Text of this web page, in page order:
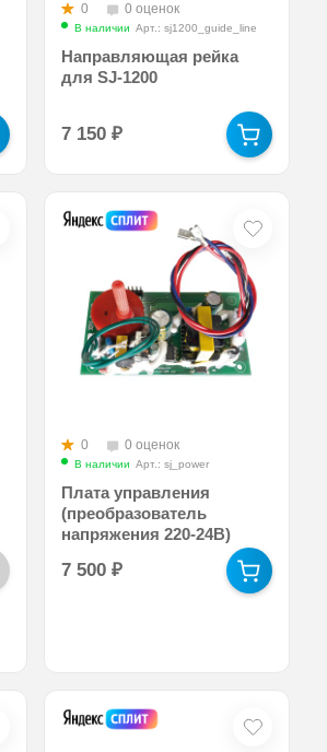
0 0 оценок
В наличии Арт.: sj1200_guide_line
Направляющая рейка
для SJ-1200
7 150 ₽
0 0 оценок
В наличии Арт.: sj_power
Плата управления
(преобразователь
напряжения 220-24В)
7 500 ₽